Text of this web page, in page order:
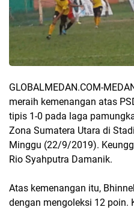
GLOBALMEDAN.COM-
meraih kemenangan atas
tipis 1-0 pada laga
Zona Sumatera Utara di
Minggu (22/9/2019).
Rio Syahputra Damanik.
Atas kemenangan itu,
dengan mengoleksi 12 poin.